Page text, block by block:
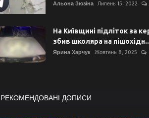
Альона Зюзіна Липень 15, 2022
На Київщині підліток за
збив школяра на
Ярина Харчук Жовтень 8, 2025
РЕКОМЕНДОВАНІ ДОПИСИ